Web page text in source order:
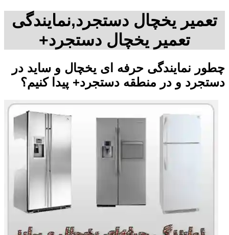
تعمیر یخچال دستجرد,نمایندگی
تعمیر یخچال دستجرد+
چطور نمایندگی حرفه ای یخچال و ساید در
دستجرد و در منطقه دستجرد+ پیدا کنیم؟